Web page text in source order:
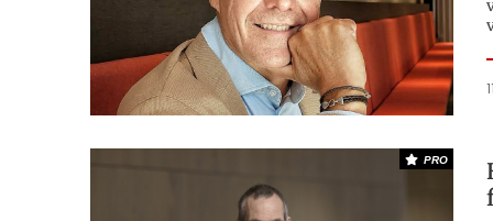
PRO